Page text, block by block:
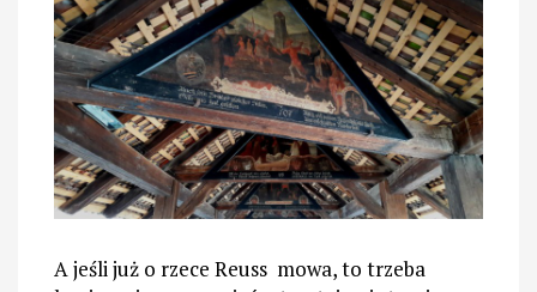
A jeśli już o rzece Reuss mowa, to trzeba